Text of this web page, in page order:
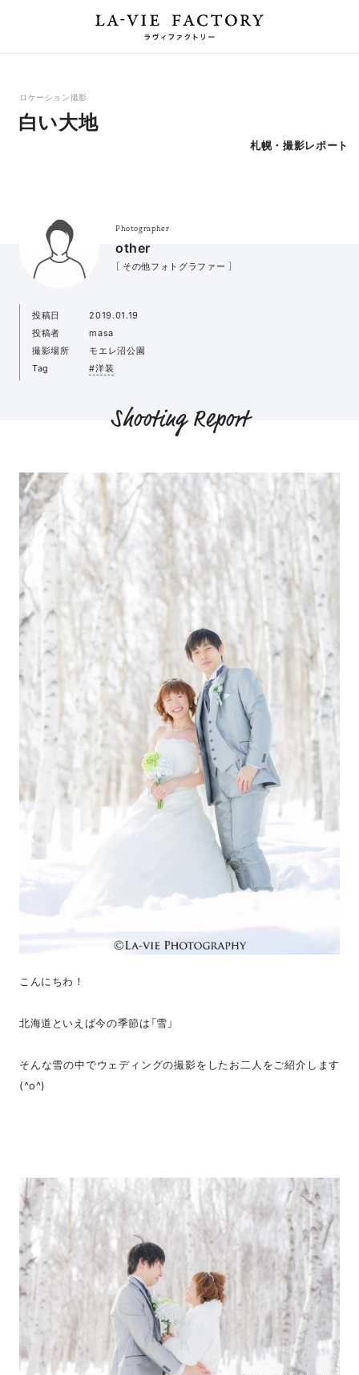
ロケーション撮影
白い大地
札幌・撮影レポート
Photographer
other
［ その他フォトグラファー ］
投稿日
2019.01.19
投稿者
masa
撮影場所
モエレ沼公園
Tag
#洋装
Shooting Report
こんにちわ！
北海道といえば今の季節は「雪」
そんな雪の中でウェディングの撮影をしたお二人をご紹介します
(^o^)